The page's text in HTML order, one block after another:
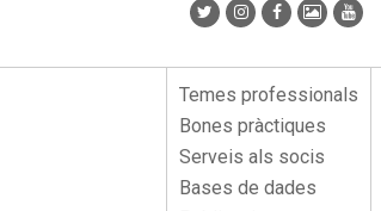
Menu
lateral
Temes professionals
Bones pràctiques
Serveis als socis
Bases de dades